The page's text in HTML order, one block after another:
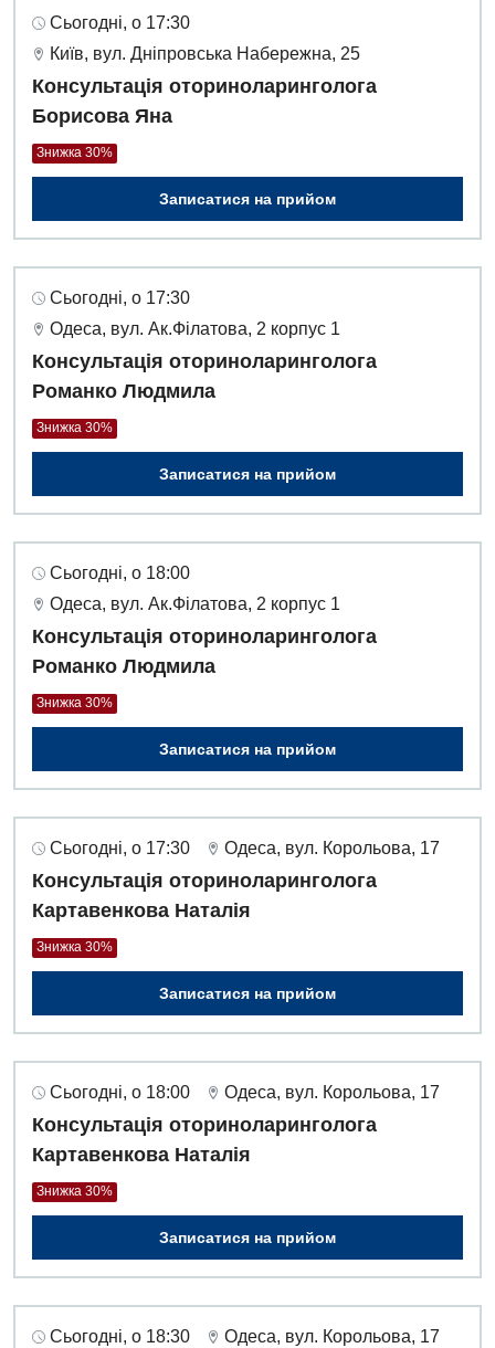
Сьогодні, о 17:30
Київ, вул. Дніпровська Набережна, 25
Консультація оториноларинголога
Борисова Яна
Знижка 30%
Записатися на прийом
Сьогодні, о 17:30
Одеса, вул. Ак.Філатова, 2 корпус 1
Консультація оториноларинголога
Романко Людмила
Знижка 30%
Записатися на прийом
Сьогодні, о 18:00
Одеса, вул. Ак.Філатова, 2 корпус 1
Консультація оториноларинголога
Романко Людмила
Знижка 30%
Записатися на прийом
Сьогодні, о 17:30 Одеса, вул. Корольова, 17
Консультація оториноларинголога
Картавенкова Наталія
Знижка 30%
Записатися на прийом
Сьогодні, о 18:00 Одеса, вул. Корольова, 17
Консультація оториноларинголога
Картавенкова Наталія
Знижка 30%
Записатися на прийом
Сьогодні, о 18:30 Одеса, вул. Корольова, 17